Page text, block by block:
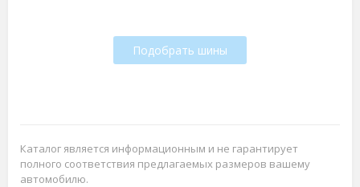
Подобрать шины
Каталог является информационным и не гарантирует
полного соответствия предлагаемых размеров вашему
автомобилю.